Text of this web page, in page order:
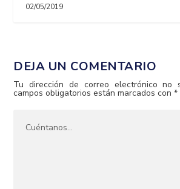
02/05/2019
DEJA UN COMENTARIO
Tu dirección de correo electrónico no
campos obligatorios están marcados con*